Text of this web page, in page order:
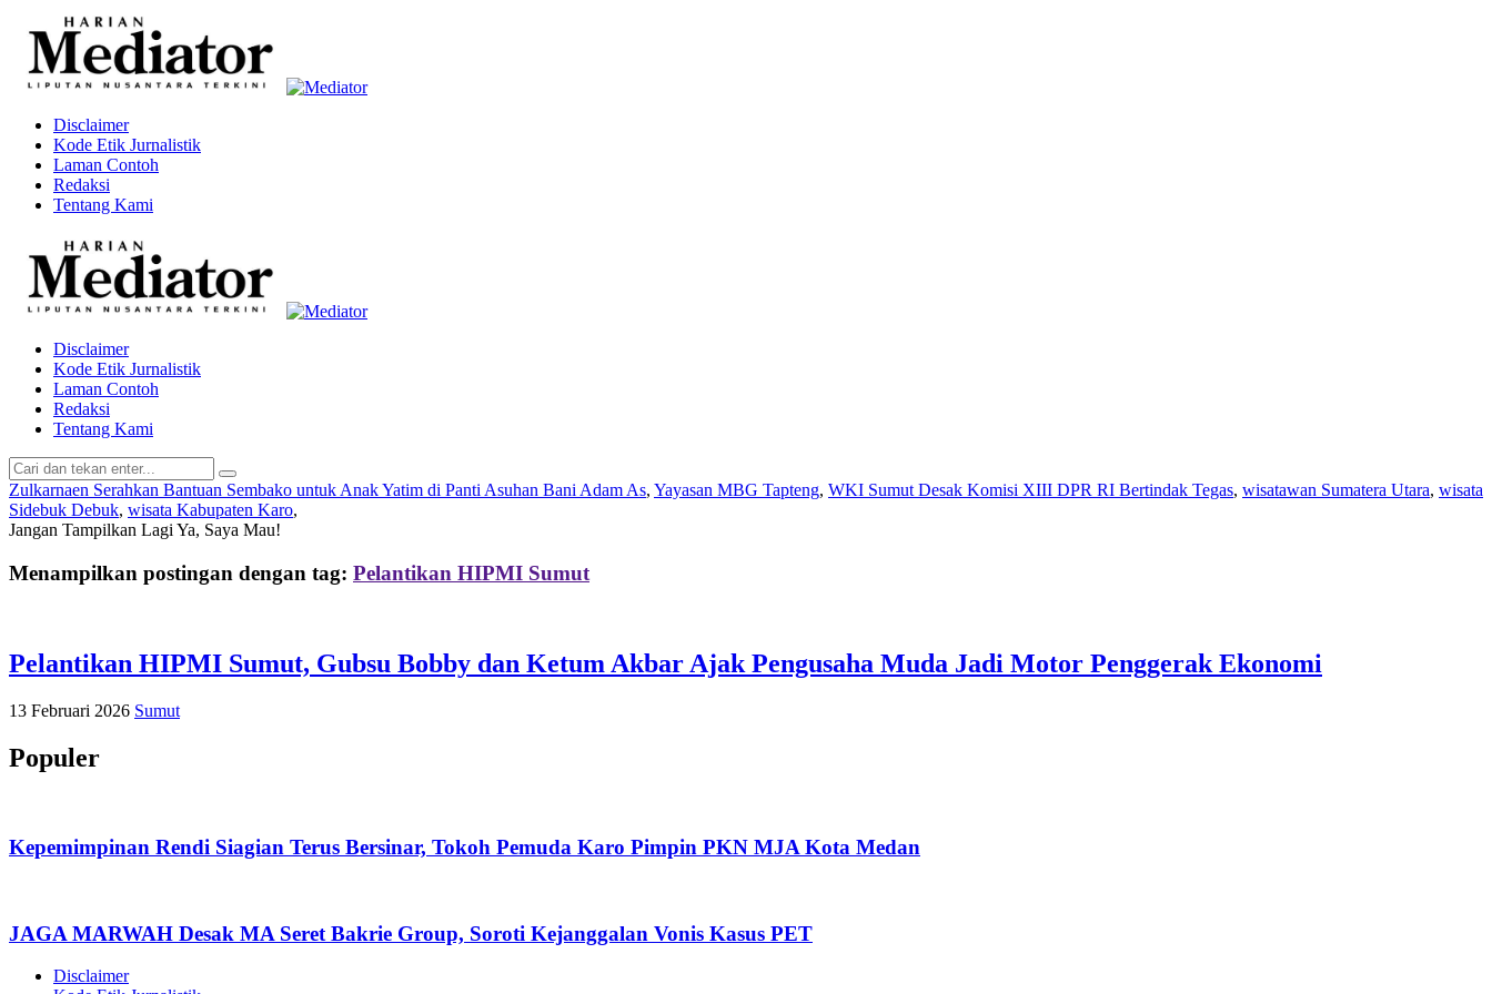
Disclaimer
Kode Etik Jurnalistik
Laman Contoh
Redaksi
Tentang Kami
Disclaimer
Kode Etik Jurnalistik
Laman Contoh
Redaksi
Tentang Kami
Zulkarnaen Serahkan Bantuan Sembako untuk Anak Yatim di Panti Asuhan Bani Adam As, Yayasan MBG Tapteng, WKI Sumut Desak Komisi XIII DPR RI Bertindak Tegas, wisatawan Sumatera Utara, wisata
Sidebuk Debuk, wisata Kabupaten Karo,
Jangan Tampilkan Lagi Ya, Saya Mau!
Menampilkan postingan dengan tag: Pelantikan HIPMI Sumut
Pelantikan HIPMI Sumut, Gubsu Bobby dan Ketum Akbar Ajak Pengusaha Muda Jadi Motor Penggerak Ekonomi
13 Februari 2026 Sumut
Populer
Kepemimpinan Rendi Siagian Terus Bersinar, Tokoh Pemuda Karo Pimpin PKN MJA Kota Medan
JAGA MARWAH Desak MA Seret Bakrie Group, Soroti Kejanggalan Vonis Kasus PET
Disclaimer